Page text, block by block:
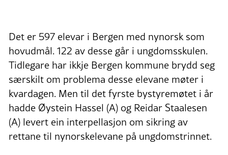
Det er 597 elevar i Bergen med nynorsk som
hovudmål. 122 av desse går i ungdomsskulen.
Tidlegare har ikkje Bergen kommune brydd seg
særskilt om problema desse elevane møter i
kvardagen. Men til det fyrste bystyremøtet i år
hadde Øystein Hassel (A) og Reidar Staalesen
(A) levert ein interpellasjon om sikring av
rettane til nynorskelevane på ungdomstrinnet.